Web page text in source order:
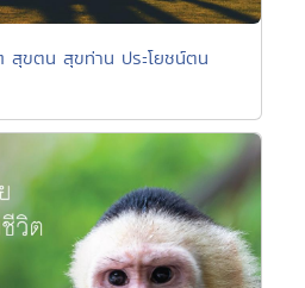
สุขตน สุขท่าน ประโยชน์ตน